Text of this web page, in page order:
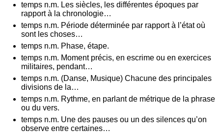
temps n.m. Les siècles, les différentes époques par
rapport à la chronologie…
temps n.m. Période déterminée par rapport à l’état où
sont les choses…
temps n.m. Phase, étape.
temps n.m. Moment précis, en escrime ou en exercices
militaires, pendant…
temps n.m. (Danse, Musique) Chacune des principales
divisions de la…
temps n.m. Rythme, en parlant de métrique de la phrase
ou du vers.
temps n.m. Une des pauses ou un des silences qu’on
observe entre certaines…